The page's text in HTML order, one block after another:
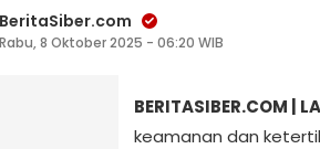
BeritaSiber.com
Rabu, 8 Oktober 2025 - 06:20 WIB
BERITASIBER.COM |
keamanan dan